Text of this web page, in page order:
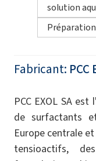
solution
Fabricant: PCC
PCC EXOL SA
de surfactants
Europe centrale
tensioactifs,